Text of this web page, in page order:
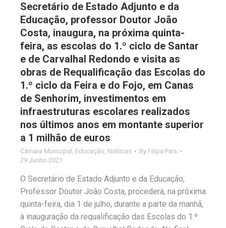
Secretário de Estado Adjunto e da
Educação, professor Doutor João
Costa, inaugura, na próxima quinta-
feira, as escolas do 1.º ciclo de Santar
e de Carvalhal Redondo e visita as
obras de Requalificação das Escolas do
1.º ciclo da Feira e do Fojo, em Canas
de Senhorim, investimentos em
infraestruturas escolares realizados
nos últimos anos em montante superior
a 1 milhão de euros
Câmara Municipal , Educação, Notícias By Filipa Pais
29 Junho 2021
O Secretário de Estado Adjunto e da Educação,
Professor Doutor João Costa, procederá, na próxima
quinta-feira, dia 1 de julho, durante a parte da manhã,
à inauguração da requalificação das Escolas do 1.º